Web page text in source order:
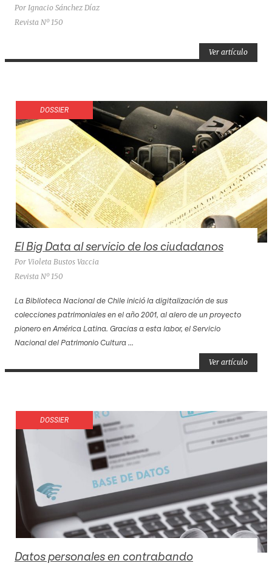
Por Ignacio Sánchez Díaz
Revista Nº 150
Ver artículo
DOSSIER
El Big Data al servicio de los ciudadanos
Por Violeta Bustos Vaccia
Revista Nº 150
La Biblioteca Nacional de Chile inició la digitalización de sus
colecciones patrimoniales en el año 2001, al alero de un proyecto
pionero en América Latina. Gracias a esta labor, el Servicio
Nacional del Patrimonio Cultura ...
Ver artículo
DOSSIER
Datos personales en contrabando